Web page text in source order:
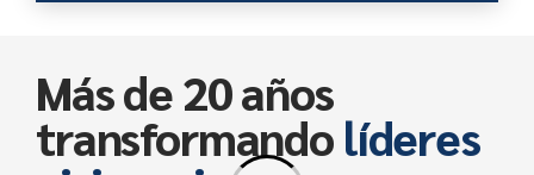
Más de 20 años
transformando líderes